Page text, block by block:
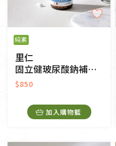
純素
里仁
固立健玻尿酸鈉補給錠
$850
加入購物籃